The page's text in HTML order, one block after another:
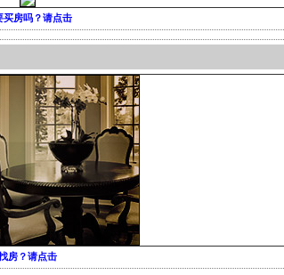
买房吗？请点击
房？请点击